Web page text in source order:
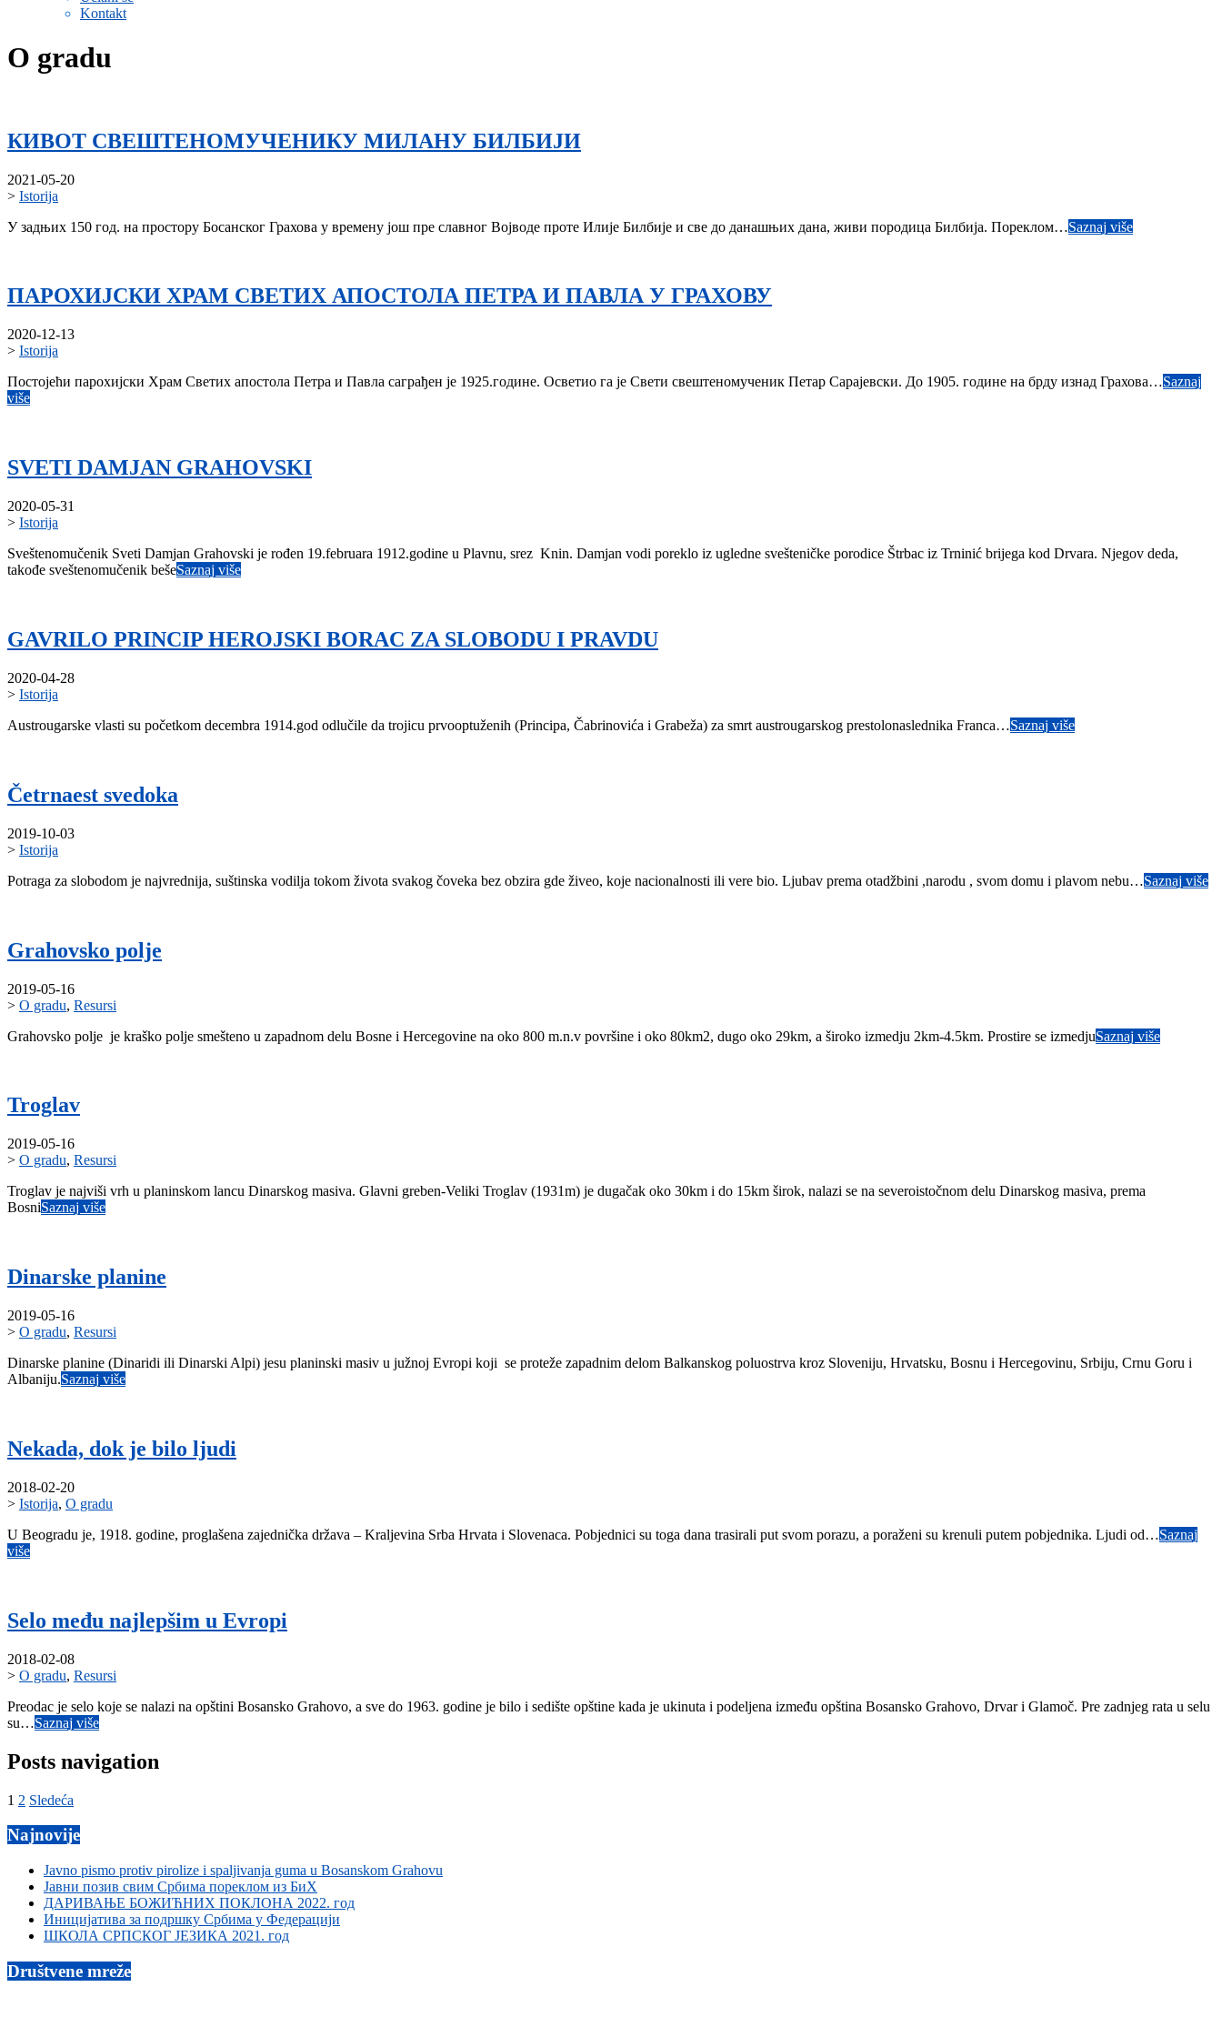
Kontakt
O gradu
КИВОТ СВЕШТЕНОМУЧЕНИКУ МИЛАНУ БИЛБИЈИ
2021-05-20
> Istorija
У задњих 150 год. на простору Босанског Грахова у времену још пре славног Војводе проте Илије Билбије и све до данашњих дана, живи породица Билбија. Пореклом…Saznaj više
ПАРОХИЈСКИ ХРАМ СВЕТИХ АПОСТОЛА ПЕТРА И ПАВЛА У ГРАХОВУ
2020-12-13
> Istorija
Постојећи парохијски Храм Светих апостола Петра и Павла саграђен је 1925.године. Осветио га је Свети свештеномученик Петар Сарајевски. До 1905. године на брду изнад Грахова…Saznaj
više
SVETI DAMJAN GRAHOVSKI
2020-05-31
> Istorija
Sveštenomučenik Sveti Damjan Grahovski je rođen 19.februara 1912.godine u Plavnu, srez Knin. Damjan vodi poreklo iz ugledne svešteničke porodice Štrbac iz Trninić brijega kod Drvara. Njegov deda,
takođe sveštenomučenik bešeSaznaj više
GAVRILO PRINCIP HEROJSKI BORAC ZA SLOBODU I PRAVDU
2020-04-28
> Istorija
Austrougarske vlasti su početkom decembra 1914.god odlučile da trojicu prvooptuženih (Principa, Čabrinovića i Grabeža) za smrt austrougarskog prestolonaslednika Franca…Saznaj više
Četrnaest svedoka
2019-10-03
> Istorija
Potraga za slobodom je najvrednija, suštinska vodilja tokom života svakog čoveka bez obzira gde živeo, koje nacionalnosti ili vere bio. Ljubav prema otadžbini ,narodu , svom domu i plavom nebu…Saznaj više
Grahovsko polje
2019-05-16
> O gradu, Resursi
Grahovsko polje je kraško polje smešteno u zapadnom delu Bosne i Hercegovine na oko 800 m.n.v površine i oko 80km2, dugo oko 29km, a široko izmedju 2km-4.5km. Prostire se izmedjuSaznaj više
Troglav
2019-05-16
> O gradu, Resursi
Troglav je najviši vrh u planinskom lancu Dinarskog masiva. Glavni greben-Veliki Troglav (1931m) je dugačak oko 30km i do 15km širok, nalazi se na severoistočnom delu Dinarskog masiva, prema
BosniSaznaj više
Dinarske planine
2019-05-16
> O gradu, Resursi
Dinarske planine (Dinaridi ili Dinarski Alpi) jesu planinski masiv u južnoj Evropi koji se proteže zapadnim delom Balkanskog poluostrva kroz Sloveniju, Hrvatsku, Bosnu i Hercegovinu, Srbiju, Crnu Goru i
Albaniju.Saznaj više
Nekada, dok je bilo ljudi
2018-02-20
> Istorija, O gradu
U Beogradu je, 1918. godine, proglašena zajednička država – Kraljevina Srba Hrvata i Slovenaca. Pobjednici su toga dana trasirali put svom porazu, a poraženi su krenuli putem pobjednika. Ljudi od…Saznaj
više
Selo među najlepšim u Evropi
2018-02-08
> O gradu, Resursi
Preodac je selo koje se nalazi na opštini Bosansko Grahovo, a sve do 1963. godine je bilo i sedište opštine kada je ukinuta i podeljena između opština Bosansko Grahovo, Drvar i Glamoč. Pre zadnjeg rata u selu
su…Saznaj više
Posts navigation
1 2 Sledeća
Najnovije
Javno pismo protiv pirolize i spaljivanja guma u Bosanskom Grahovu
Јавни позив свим Србима пореклом из БиХ
ДАРИВАЊЕ БОЖИЋНИХ ПОКЛОНА 2022. год
Иницијатива за подршку Србима у Федерацији
ШКОЛА СРПСКОГ ЈЕЗИКА 2021. год
Društvene mreže